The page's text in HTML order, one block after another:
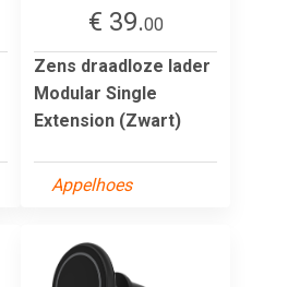
€ 39.00
Zens draadloze lader
Modular Single
Extension (Zwart)
Appelhoes